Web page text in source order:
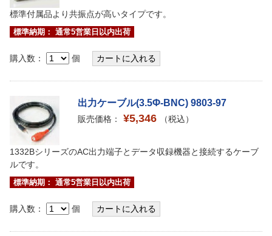
標準付属品より共振点が高いタイプです。
標準納期： 通常5営業日以内出荷
購入数： 個
出力ケーブル(3.5Φ-BNC) 9803-97
販売価格： ¥5,346 （税込）
1332BシリーズのAC出力端子とデータ収録機器と接続するケーブ
ルです。
標準納期： 通常5営業日以内出荷
購入数： 個